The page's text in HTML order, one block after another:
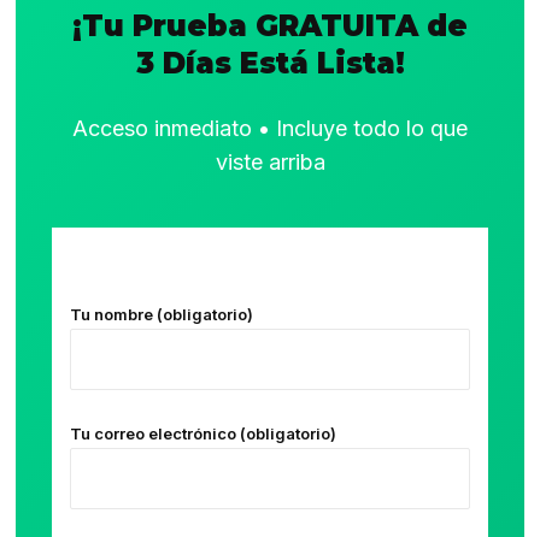
¡Tu Prueba GRATUITA de
3 Días Está Lista!
Acceso inmediato • Incluye todo lo que
viste arriba
Tu nombre (obligatorio)
Tu correo electrónico (obligatorio)